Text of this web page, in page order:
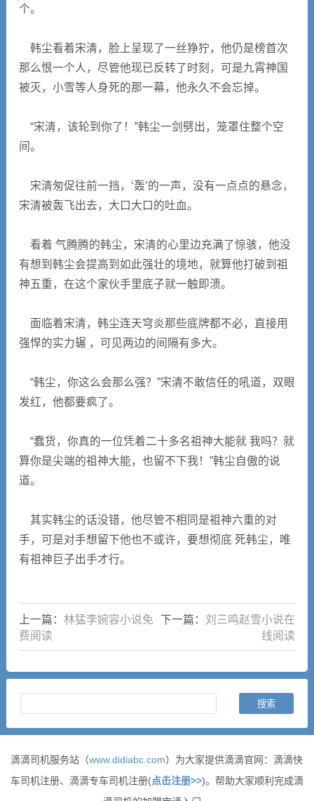
个。
韩尘看着宋清，脸上呈现了一丝狰狞，他仍是榜首次
那么恨一个人，尽管他现已反转了时刻，可是九霄神国
被灭，小雪等人身死的那一幕，他永久不会忘掉。
“宋清，该轮到你了！”韩尘一剑劈出，笼罩住整个空
间。
宋清匆促往前一挡，‘轰’的一声，没有一点点的悬念，
宋清被轰飞出去，大口大口的吐血。
看着 气腾腾的韩尘，宋清的心里边充满了惊骇，他没
有想到韩尘会提高到如此强壮的境地，就算他打破到祖
神五重，在这个家伙手里底子就一触即溃。
面临着宋清，韩尘连天穹炎那些底牌都不必，直接用
强悍的实力辗 ，可见两边的间隔有多大。
“韩尘，你这么会那么强？”宋清不敢信任的吼道，双眼
发红，他都要疯了。
“蠢货，你真的一位凭着二十多名祖神大能就 我吗？就
算你是尖端的祖神大能，也留不下我！”韩尘自傲的说
道。
其实韩尘的话没错，他尽管不相同是祖神六重的对
手，可是对手想留下他也不或许，要想彻底 死韩尘，唯
有祖神巨子出手才行。
上一篇： 林猛李婉容小说免
费阅读
下一篇：刘三鸣赵雪小说在
线阅读
滴滴司机服务站（www.didiabc.com）为大家提供滴滴官网：滴滴快
车司机注册、滴滴专车司机注册(点击注册>>)。帮助大家顺利完成滴